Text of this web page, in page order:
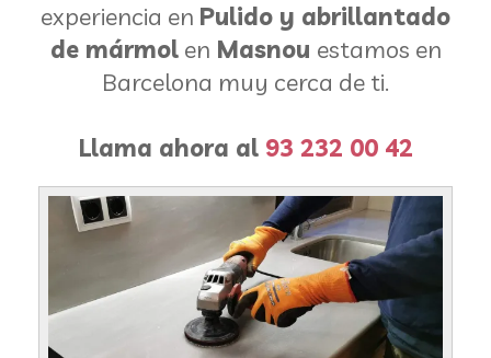
experiencia en Pulido y abrillantado
de mármolen Masnou estamos en
Barcelona muy cerca de ti.
Llama ahora al 93 232 00 42